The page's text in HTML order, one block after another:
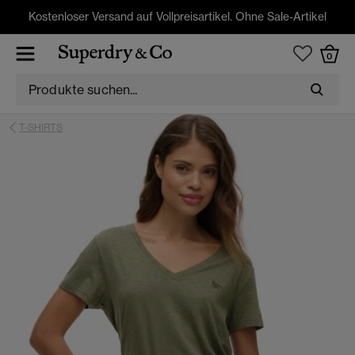
Kostenloser Versand auf Vollpreisartikel. Ohne Sale-Artikel
0
T-SHIRTS